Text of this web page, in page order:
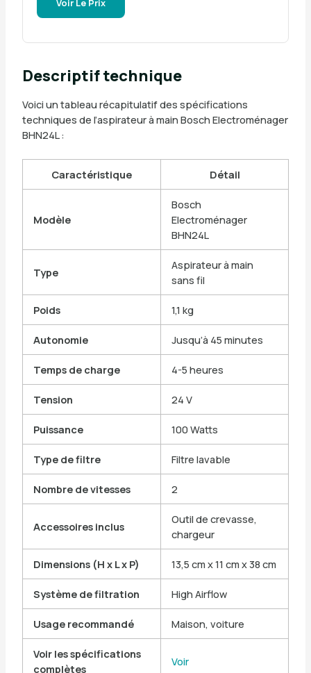
Voir Le Prix
Descriptif technique
Voici un tableau récapitulatif des spécifications
techniques de l’aspirateur à main Bosch Electroménager
BHN24L :
Caractéristique Détail
Modèle
Bosch
Electroménager
BHN24L
Type
Aspirateur à main
sans fil
Poids 1,1 kg
Autonomie Jusqu’à 45 minutes
Temps de charge 4-5 heures
Tension 24 V
Puissance 100 Watts
Type de filtre Filtre lavable
Nombre de vitesses 2
Accessoires inclus
Outil de crevasse,
chargeur
Dimensions (H x L x P) 13,5 cm x 11 cm x 38 cm
Système de filtration High Airflow
Usage recommandé Maison, voiture
Voir les spécifications
complètes
Voir